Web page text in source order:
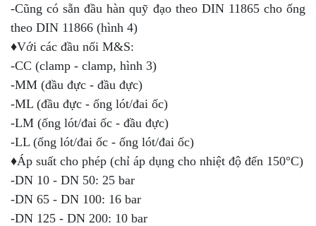
-Cũng có sẵn đầu hàn quỹ đạo theo DIN 11865 cho ống
theo DIN 11866 (hình 4)
♦Với các đầu nối M&S:
-CC (clamp - clamp, hình 3)
-MM (đầu đực - đầu đực)
-ML (đầu đực - ống lót/đai ốc)
-LM (ống lót/đai ốc - đầu đực)
-LL (ống lót/đai ốc - ống lót/đai ốc)
♦Áp suất cho phép (chỉ áp dụng cho nhiệt độ đến 150°C)
-DN 10 - DN 50: 25 bar
-DN 65 - DN 100: 16 bar
-DN 125 - DN 200: 10 bar